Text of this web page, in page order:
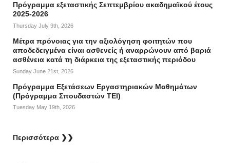
Πρόγραμμα εξεταστικής Σεπτεμβρίου ακαδημαϊκού έτους
2025-2026
Thursday July 9th, 2026
Mέτρα πρόνοιας για την αξιολόγηση φοιτητών που
αποδεδειγμένα είναι ασθενείς ή αναρρώνουν από βαριά
ασθένεια κατά τη διάρκεια της εξεταστικής περιόδου
Sunday June 21st, 2026
Πρόγραμμα Εξετάσεων Εργαστηριακών Μαθημάτων
(Πρόγραμμα Σπουδαστών ΤΕΙ)
Tuesday May 19th, 2026
Περισσότερα ❯❯